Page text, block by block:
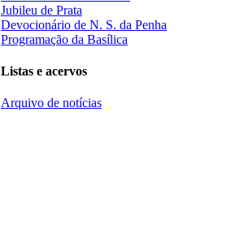
Jubileu de Prata
Devocionário de N. S. da Penha
Programação da Basílica
Listas e acervos
Arquivo de notícias